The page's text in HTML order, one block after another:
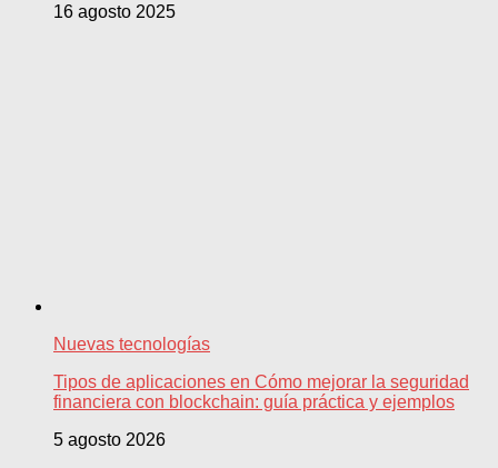
16 agosto 2025
Nuevas tecnologías
Tipos de aplicaciones en Cómo mejorar la seguridad
financiera con blockchain: guía práctica y ejemplos
5 agosto 2026